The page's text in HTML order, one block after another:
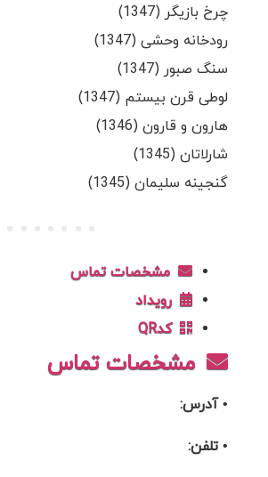
چرخ بازیگر (1347)
رودخانه وحشی (1347)
سنگ صبور (1347)
لوطی قرن بیستم (1347)
هارون و قارون (1346)
شارلاتان (1345)
گنجینه سلیمان (1345)
مشخصات تماس
رویداد
کدQR
مشخصات تماس
• آدرس:
• تلفن: